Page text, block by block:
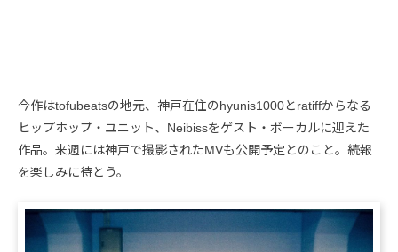
今作はtofubeatsの地元、神戸在住のhyunis1000とratiffからなる
ヒップホップ・ユニット、Neibissをゲスト・ボーカルに迎えた
作品。来週には神戸で撮影されたMVも公開予定とのこと。続報
を楽しみに待とう。